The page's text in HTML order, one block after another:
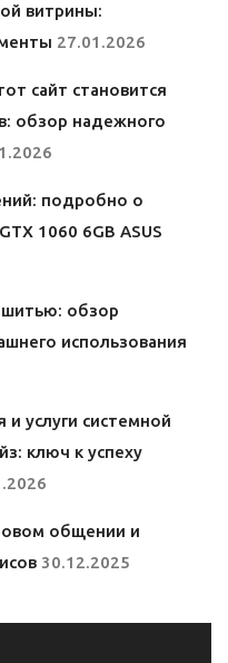
витрины:
27.01.2026
сайт становится
обзор надежного
подробно о
1060 6GB ASUS
обзор
использования
услуги системной
ключ к успеху
общении и
30.12.2025